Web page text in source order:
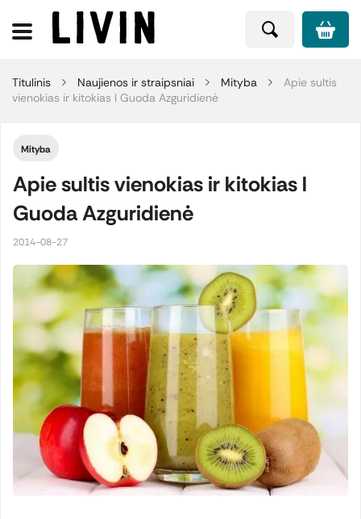
Titulinis Naujienos ir straipsniai Mityba
Apie sultis
vienokias ir kitokias l Guoda Azguridienė
Mityba
Apie sultis vienokias ir kitokias l
Guoda Azguridienė
2014-08-27